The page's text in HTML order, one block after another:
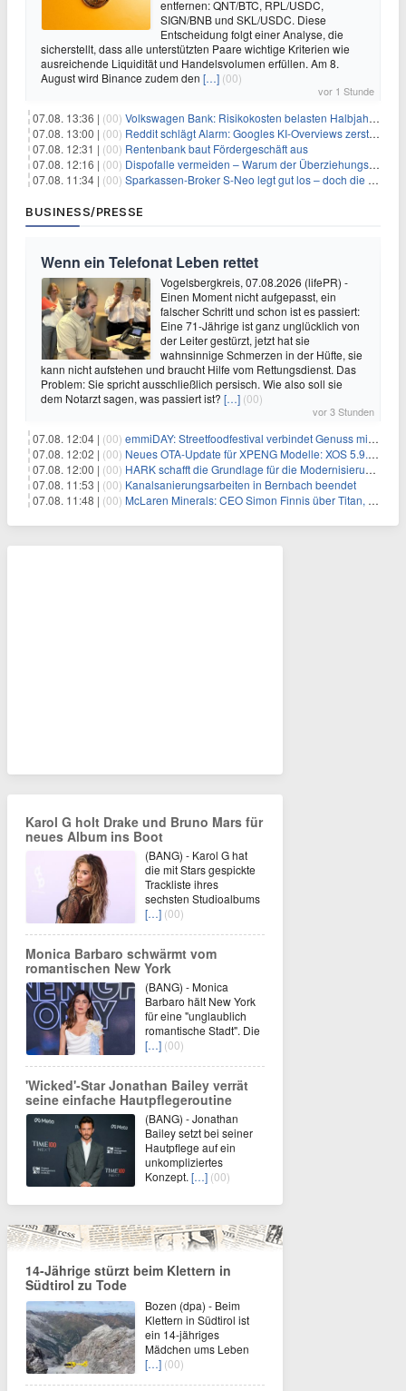
entfernen: QNT/BTC, RPL/USDC,
SIGN/BNB und SKL/USDC. Diese
Entscheidung folgt einer Analyse, die
sicherstellt, dass alle unterstützten Paare wichtige Kriterien wie
ausreichende Liquidität und Handelsvolumen erfüllen. Am 8.
August wird Binance zudem den […] (00)
vor 1 Stunde
07.08. 13:36 | (00) Volkswagen Bank: Risikokosten belasten Halbjahresergebnis
07.08. 13:00 | (00) Reddit schlägt Alarm: Googles KI-Overviews zerstören das Traffic-Geschäftsmodell
07.08. 12:31 | (00) Rentenbank baut Fördergeschäft aus
07.08. 12:16 | (00) Dispofalle vermeiden – Warum der Überziehungskredit teurer ist als gedacht
07.08. 11:34 | (00) Sparkassen-Broker S-Neo legt gut los – doch die Schwachstellen bleiben
BUSINESS/PRESSE
Wenn ein Telefonat Leben rettet
Vogelsbergkreis, 07.08.2026 (lifePR) -
Einen Moment nicht aufgepasst, ein
falscher Schritt und schon ist es passiert:
Eine 71-Jährige ist ganz unglücklich von
der Leiter gestürzt, jetzt hat sie
wahnsinnige Schmerzen in der Hüfte, sie
kann nicht aufstehen und braucht Hilfe vom Rettungsdienst. Das
Problem: Sie spricht ausschließlich persisch. Wie also soll sie
dem Notarzt sagen, was passiert ist? […] (00)
vor 3 Stunden
07.08. 12:04 | (00) emmiDAY: Streetfoodfestival verbindet Genuss mit Engagement gegen Brustkrebs
07.08. 12:02 | (00) Neues OTA-Update für XPENG Modelle: XOS 5.9.5 erweitert Sicherheits-, Lade- und Komfortfunktionen
07.08. 12:00 | (00) HARK schafft die Grundlage für die Modernisierung seiner IBM i-Anwendungen
07.08. 11:53 | (00) Kanalsanierungsarbeiten in Bernbach beendet
07.08. 11:48 | (00) McLaren Minerals: CEO Simon Finnis über Titan, Zirkon und Seltene Erden
Karol G holt Drake und Bruno Mars für
neues Album ins Boot
(BANG) - Karol G hat
die mit Stars gespickte
Trackliste ihres
sechsten Studioalbums
[…] (00)
Monica Barbaro schwärmt vom
romantischen New York
(BANG) - Monica
Barbaro hält New York
für eine "unglaublich
romantische Stadt". Die
[…] (00)
'Wicked'-Star Jonathan Bailey verrät
seine einfache Hautpflegeroutine
(BANG) - Jonathan
Bailey setzt bei seiner
Hautpflege auf ein
unkompliziertes
Konzept. […] (00)
14-Jährige stürzt beim Klettern in
Südtirol zu Tode
Bozen (dpa) - Beim
Klettern in Südtirol ist
ein 14-jähriges
Mädchen ums Leben
[…] (00)